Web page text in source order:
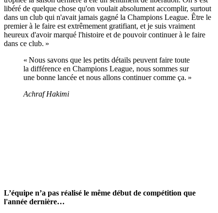
libéré de quelque chose qu'on voulait absolument accomplir, surtout
dans un club qui n'avait jamais gagné la Champions League. Être le
premier à le faire est extrêmement gratifiant, et je suis vraiment
heureux d'avoir marqué l'histoire et de pouvoir continuer à le faire
dans ce club. »
« Nous savons que les petits détails peuvent faire toute
la différence en Champions League, nous sommes sur
une bonne lancée et nous allons continuer comme ça. »
Achraf Hakimi
L’équipe n’a pas réalisé le même début de compétition que
l'année dernière…